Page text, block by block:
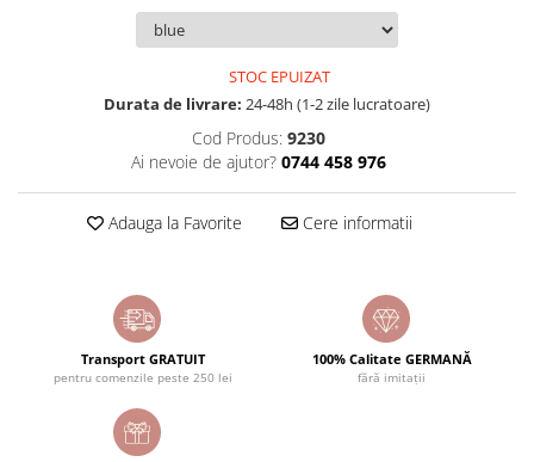
STOC EPUIZAT
Durata de livrare: 24-48h (1-2 zile lucratoare)
Cod Produs: 9230
Ai nevoie de ajutor? 0744 458 976
Adauga la Favorite Cere informatii
Transport GRATUIT
pentru comenzile peste 250 lei
100% Calitate GERMANĂ
fără imitații